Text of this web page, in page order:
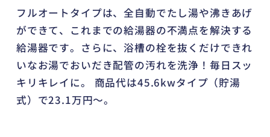
フルオートタイプは、全自動でたし湯や沸きあげ
ができて、これまでの給湯器の不満点を解決する
給湯器です。さらに、浴槽の栓を抜くだけできれ
いなお湯でおいだき配管の汚れを洗浄！毎日スッ
キリキレイに。 商品代は45.6kwタイプ（貯湯
式）で23.1万円～。